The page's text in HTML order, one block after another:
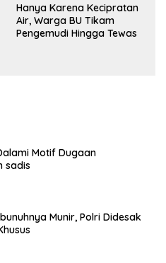
Hanya Karena Kecipratan
Air, Warga BU Tikam
Pengemudi Hingga Tewas
Motif Dugaan
sadis
Munir, Polri Didesak